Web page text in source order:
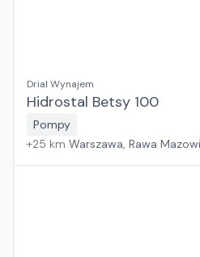
Drial Wynajem
Hidrostal Betsy 100
Pompy
+25 km Warszawa, Rawa